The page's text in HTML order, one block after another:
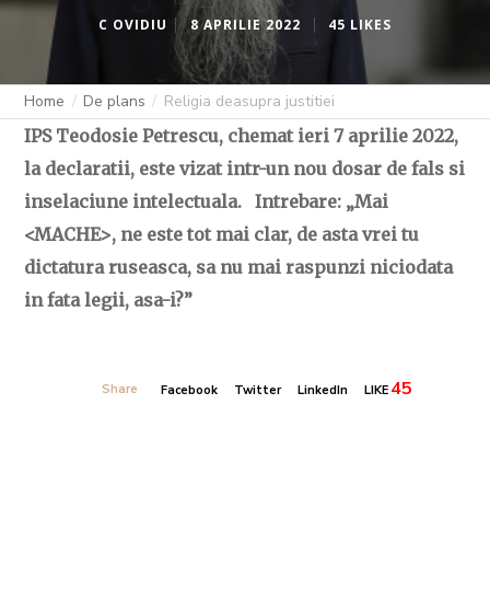
C OVIDIU 8 APRILIE 2022 45 LIKES
Home De plans Religia deasupra justitiei
IPS Teodosie Petrescu, chemat ieri 7 aprilie 2022,
la declaratii, este vizat intr-un nou dosar de fals si
inselaciune intelectuala. Intrebare: „Mai
<MACHE>, ne este tot mai clar, de asta vrei tu
dictatura ruseasca, sa nu mai raspunzi niciodata
in fata legii, asa-i?”
Share Facebook Twitter LinkedIn LIKE 45